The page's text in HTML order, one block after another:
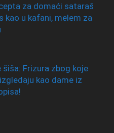
za domaći sataraš
kao u kafani, melem za
šiša: Frizura zbog koje
kao dame iz